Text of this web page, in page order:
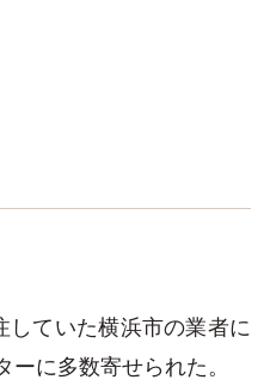
ていた横浜市の業者に
に多数寄せられた。